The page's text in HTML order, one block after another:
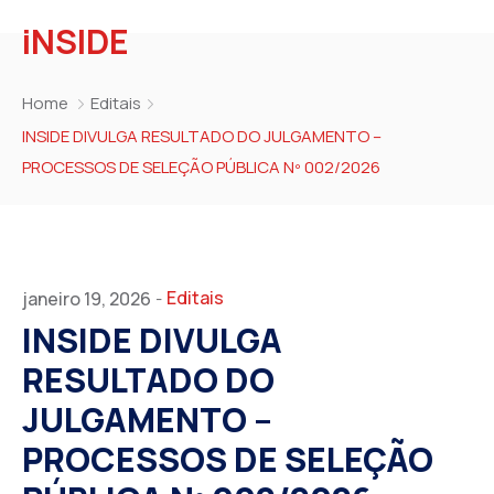
iNSIDE
Home
Editais
INSIDE DIVULGA RESULTADO DO JULGAMENTO –
PROCESSOS DE SELEÇÃO PÚBLICA Nº 002/2026
janeiro 19, 2026 - Editais
INSIDE DIVULGA
RESULTADO DO
JULGAMENTO –
PROCESSOS DE SELEÇÃO